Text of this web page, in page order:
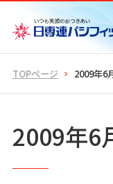
TOPページ 2009年6
2009年6